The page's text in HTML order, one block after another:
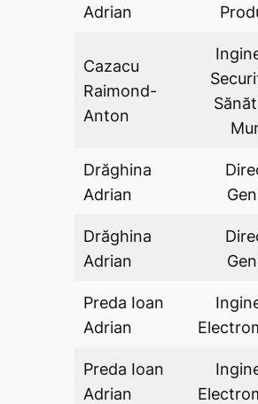
Adrian
Cazacu
Raimond-
Anton
Drăghina
Adrian
Drăghina
Adrian
Preda Ioan
Adrian
Preda Ioan
Adrian